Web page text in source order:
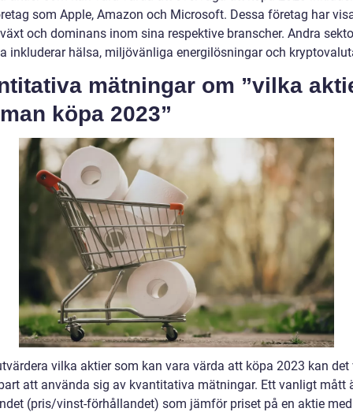
som Apple, Amazon och Microsoft. Dessa företag har
och dominans inom sina respektive branscher. Andra
inkluderar hälsa, miljövänliga energilösningar och
mätningar om ”vilka
köpa 2023”
vilka aktier som kan vara värda att köpa 2023 kan det
att använda sig av kvantitativa mätningar. Ett vanligt mått
(pris/vinst-förhållandet) som jämför priset på en aktie med